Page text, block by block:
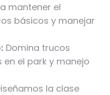
mantener el
básicos y manejar
Domina trucos
el park y manejo
la clase